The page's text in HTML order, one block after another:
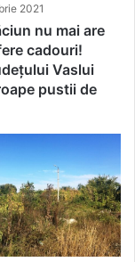
2021
nu mai are
cadouri!
Vaslui
pustii de